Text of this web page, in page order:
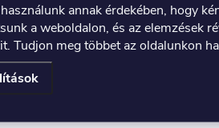
annak érdekében, hogy
a weboldalon, és az elemzések
Tudjon meg többet az oldalunkon